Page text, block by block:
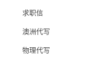
求职信
澳洲代写
物理代写